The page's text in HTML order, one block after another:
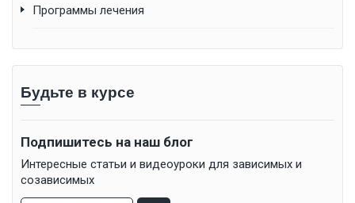
Программы лечения
Будьте в курсе
Подпишитесь на наш блог
Интересные статьи и видеоуроки для зависимых и
созависимых